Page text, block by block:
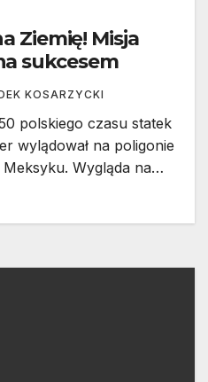
Ziemię! Misja
sukcesem
KOSARZYCKI
polskiego czasu statek
wylądował na poligonie
Wygląda na…